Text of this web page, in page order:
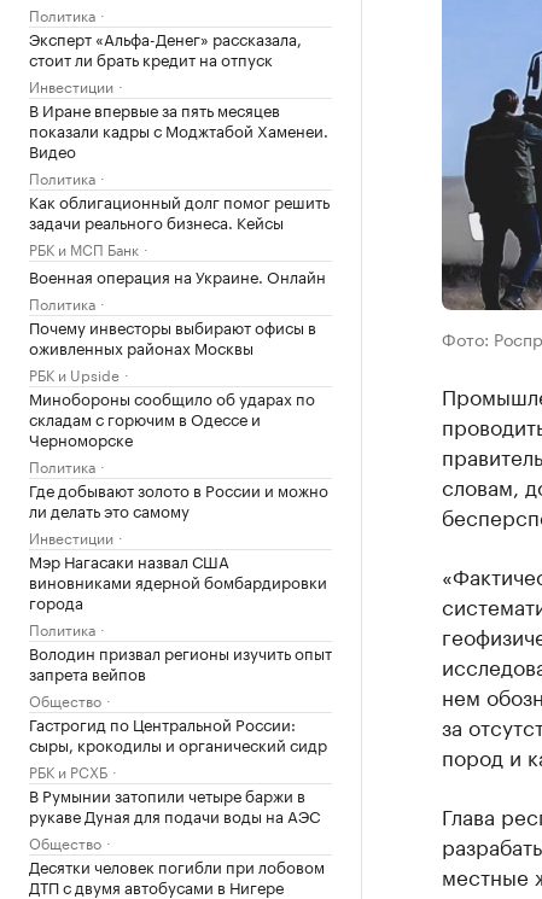
Политика
Эксперт «Альфа-Денег» рассказала,
стоит ли брать кредит на отпуск
Инвестиции
В Иране впервые за пять месяцев
показали кадры с Моджтабой Хаменеи.
Видео
Политика
Как облигационный долг помог решить
задачи реального бизнеса. Кейсы
РБК и МСП Банк
Военная операция на Украине. Онлайн
Политика
Почему инвесторы выбирают офисы в
оживленных районах Москвы
РБК и Upside
Минобороны сообщило об ударах по
складам с горючим в Одессе и
Черноморске
Политика
Где добывают золото в России и можно
ли делать это самому
Инвестиции
Мэр Нагасаки назвал США
виновниками ядерной бомбардировки
города
Политика
Володин призвал регионы изучить опыт
запрета вейпов
Общество
Гастрогид по Центральной России:
сыры, крокодилы и органический сидр
РБК и РСХБ
В Румынии затопили четыре баржи в
рукаве Дуная для подачи воды на АЭС
Общество
Десятки человек погибли при лобовом
ДТП с двумя автобусами в Нигере
Фото:
словам,
нем
за
пород и
Глава
местные